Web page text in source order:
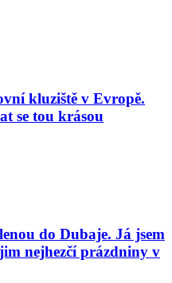
kluziště v Evropě.
se tou krásou
do Dubaje. Já jsem
nejhezčí prázdniny v